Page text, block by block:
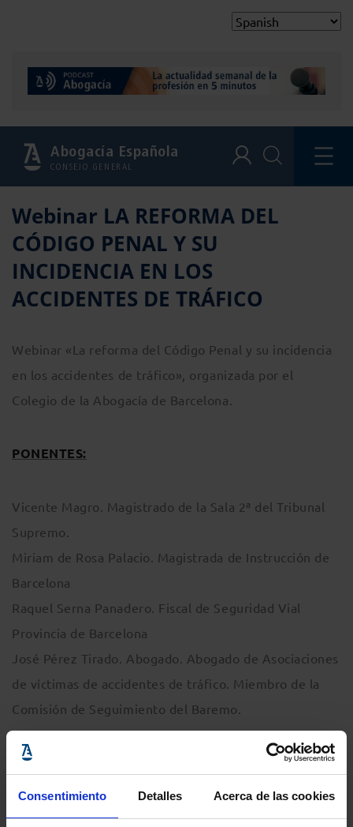
Consentimiento Detalles Acerca de las cookies
Abogacía Española
CONSEJO GENERAL
Webinar LA REFORMA DEL
CÓDIGO PENAL Y SU
INCIDENCIA EN LOS
ACCIDENTES DE TRÁFICO
Webinar «La reforma del Código Penal y su incidencia
en los accidentes de tráfico», organizada por el
Colegio de la Abogacía de Barcelona.
PONENTES:
Vicente Magro. Magistrado de la Sala 2ª del Tribunal
Supremo.
Miriam de Rosa Palacio. Magistrada de Instrucción de
Barcelona
Raquel Serna Panadero. Fiscal de Seguridad Vial
Provincia de Barcelona
José Pérez Tirado. Abogado. Abogado de Asociaciones
de víctimas de accidentes de tráfico. Miembro de la
Comisión de Seguimiento del Baremo.
Inscripciones